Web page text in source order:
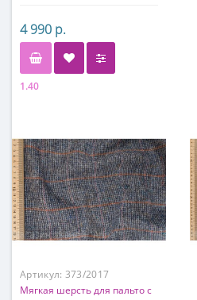
4 990 р.
1.40
Артикул: 373/2017
Мягкая шерсть для пальто с